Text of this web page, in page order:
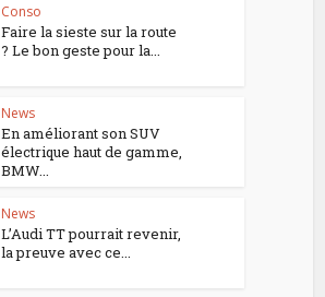
Conso
Faire la sieste sur la route
? Le bon geste pour la...
News
En améliorant son SUV
électrique haut de gamme,
BMW...
News
L’Audi TT pourrait revenir,
la preuve avec ce...